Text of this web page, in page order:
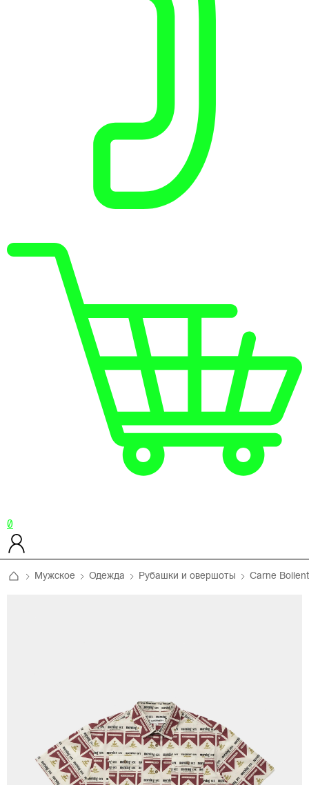
0
Мужское Одежда Рубашки и овершоты Carne